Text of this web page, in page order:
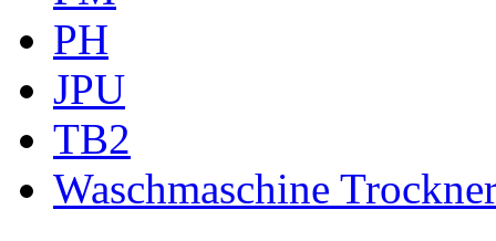
PH
JPU
TB2
Waschmaschine